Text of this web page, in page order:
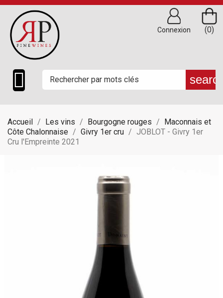

(0)
Connexion
Accueil Les vins Bourgogne rouges
Maconnais et
Côte Chalonnaise
Givry 1er cru
JOBLOT - Givry 1er
Cru l'Empreinte 2021